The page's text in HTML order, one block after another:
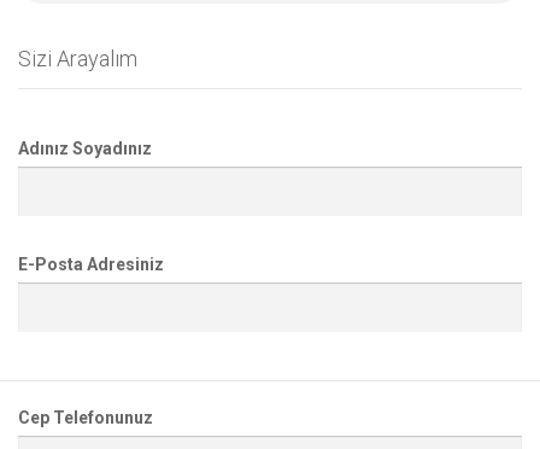
Sizi Arayalım
Adınız Soyadınız
E-Posta Adresiniz
Cep Telefonunuz